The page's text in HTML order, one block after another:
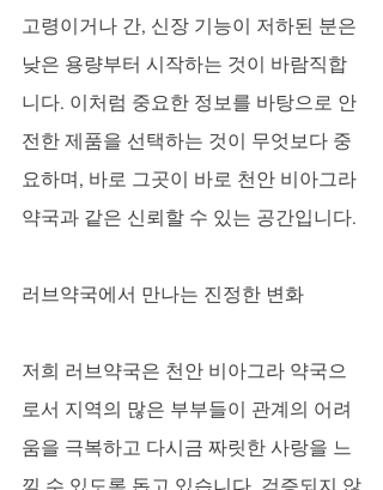
고령이거나 간, 신장 기능이 저하된 분은
낮은 용량부터 시작하는 것이 바람직합
니다. 이처럼 중요한 정보를 바탕으로 안
전한 제품을 선택하는 것이 무엇보다 중
요하며, 바로 그곳이 바로 천안 비아그라
약국과 같은 신뢰할 수 있는 공간입니다.
러브약국에서 만나는 진정한 변화
저희 러브약국은 천안 비아그라 약국으
로서 지역의 많은 부부들이 관계의 어려
움을 극복하고 다시금 짜릿한 사랑을 느
낄 수 있도록 돕고 있습니다. 검증되지 않